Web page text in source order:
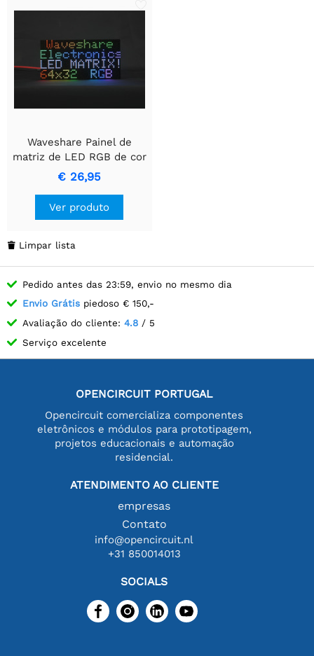
Waveshare Painel de
matriz de LED RGB de cor
completa, Pitch de
2,5mm, 64x32 pixels,
brilho ajustável.
€ 26,95
Ver produto
 Limpar lista
Pedido antes das 23:59, envio no mesmo dia
Envio Grátis piedoso € 150,-
Avaliação do cliente: 4.8 / 5
Serviço excelente
OPENCIRCUIT PORTUGAL
Opencircuit comercializa componentes
eletrônicos e módulos para prototipagem,
projetos educacionais e automação
residencial.
ATENDIMENTO AO CLIENTE
empresas
Contato
info@opencircuit.nl
+31 850014013
SOCIALS